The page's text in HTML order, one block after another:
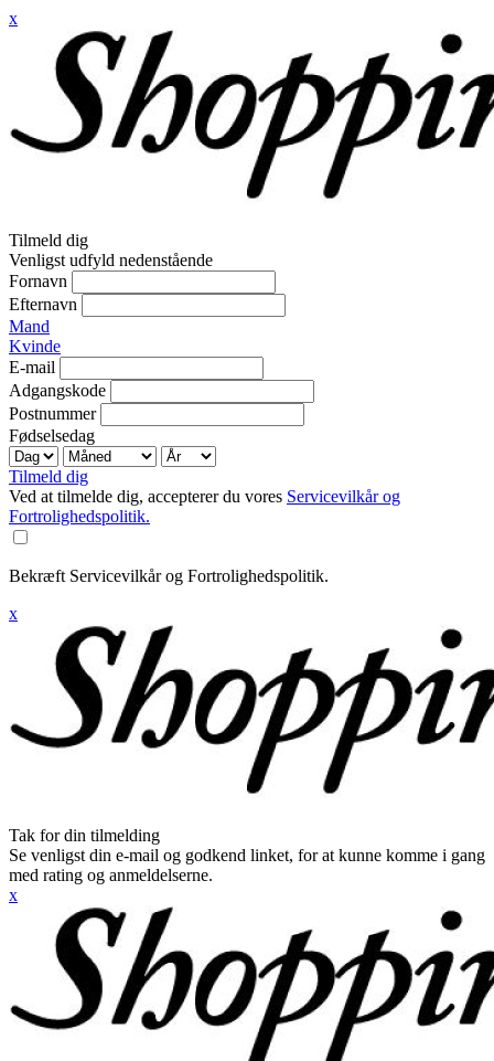
x
Tilmeld dig
Venligst udfyld nedenstående
Fornavn
Efternavn
Mand
Kvinde
E-mail
Adgangskode
Postnummer
Fødselsedag
Tilmeld dig
Ved at tilmelde dig, accepterer du vores Servicevilkår og
Fortrolighedspolitik.
Bekræft Servicevilkår og Fortrolighedspolitik.
x
Tak for din tilmelding
Se venligst din e-mail og godkend linket, for at kunne komme i gang
med rating og anmeldelserne.
x